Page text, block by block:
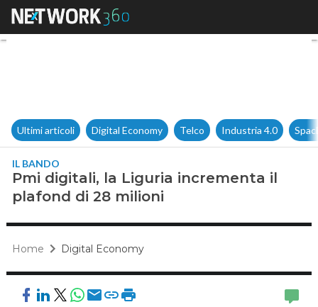
Pmi digitali, la Liguria
Ultimi articoli Digital Economy Telco Industria 4.0
IL BANDO
Pmi digitali, la Liguria incrementa il
plafond di 28 milioni
Home Digital Economy